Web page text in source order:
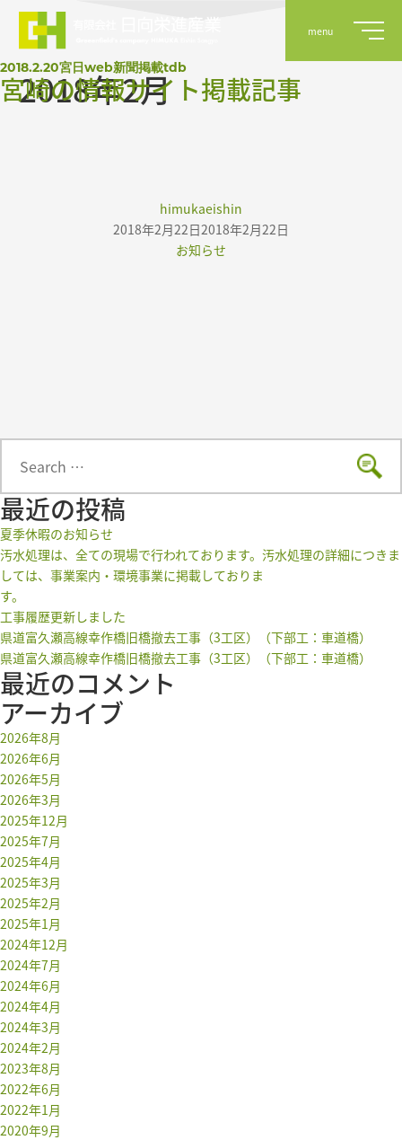
menu
実績
お知らせ
お問い合わせ
2018年2月
宮崎の情報サイト掲載記事
2018.2.20宮日web新聞掲載tdb
Author
himukaeishin
Posted
2018年2月22日2018年2月22日
Categories
お知らせ
Search
最近の投稿
夏季休暇のお知らせ
汚水処理は、全ての現場で行われております。汚水処理の詳細につきま
しては、事業案内・環境事業に掲載しておりま
す。
工事履歴更新しました
県道富久瀬高線幸作橋旧橋撤去工事（3工区）（下部工：車道橋）
県道富久瀬高線幸作橋旧橋撤去工事（3工区）（下部工：車道橋）
最近のコメント
アーカイブ
2026年8月
2026年6月
2026年5月
2026年3月
2025年12月
2025年7月
2025年4月
2025年3月
2025年2月
2025年1月
2024年12月
2024年7月
2024年6月
2024年4月
2024年3月
2024年2月
2023年8月
2022年6月
2022年1月
2020年9月